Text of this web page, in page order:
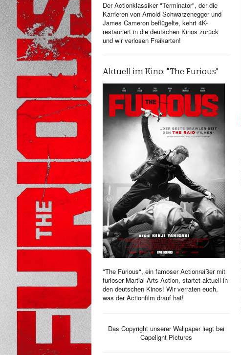
Der Actionklassiker "Terminator", der die
Karrieren von Arnold Schwarzenegger und
James Cameron beflügelte, kehrt 4K-
restauriert in die deutschen Kinos zurück
und wir verlosen Freikarten!
Aktuell im Kino: "The Furious"
"The Furious", ein famoser Actionreißer mit
furioser Martial-Arts-Action, startet aktuell in
den deutschen Kinos! Wir verraten euch,
was der Actionfilm drauf hat!
Das Copyright unserer Wallpaper liegt bei
Capelight Pictures